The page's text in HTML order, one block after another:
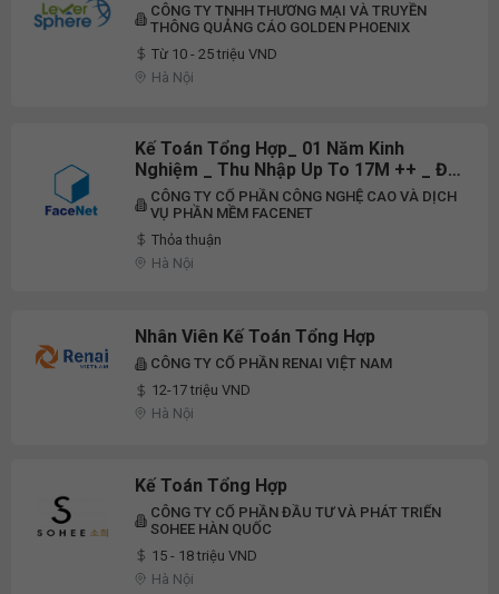
CÔNG TY TNHH THƯƠNG MẠI VÀ TRUYỀN
THÔNG QUẢNG CÁO GOLDEN PHOENIX
Từ 10 - 25 triệu VND
Hà Nội
Kế Toán Tổng Hợp_ 01 Năm Kinh
Nghiệm _ Thu Nhập Up To 17M ++ _ Đi
Làm Ngay Tại Hà Đông - Hà Nội
CÔNG TY CỔ PHẦN CÔNG NGHỆ CAO VÀ DỊCH
VỤ PHẦN MỀM FACENET
Thỏa thuận
Hà Nội
Nhân Viên Kế Toán Tổng Hợp
CÔNG TY CỔ PHẦN RENAI VIỆT NAM
12-17 triệu VND
Hà Nội
Kế Toán Tổng Hợp
CÔNG TY CỔ PHẦN ĐẦU TƯ VÀ PHÁT TRIỂN
SOHEE HÀN QUỐC
15 - 18 triệu VND
Hà Nội